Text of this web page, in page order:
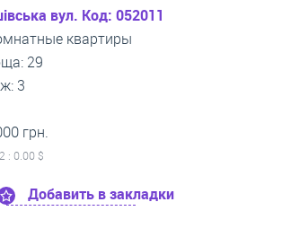
вул. Код: 052011
квартиры
29
3
грн.
2 : 0.00 $
Добавить в закладки